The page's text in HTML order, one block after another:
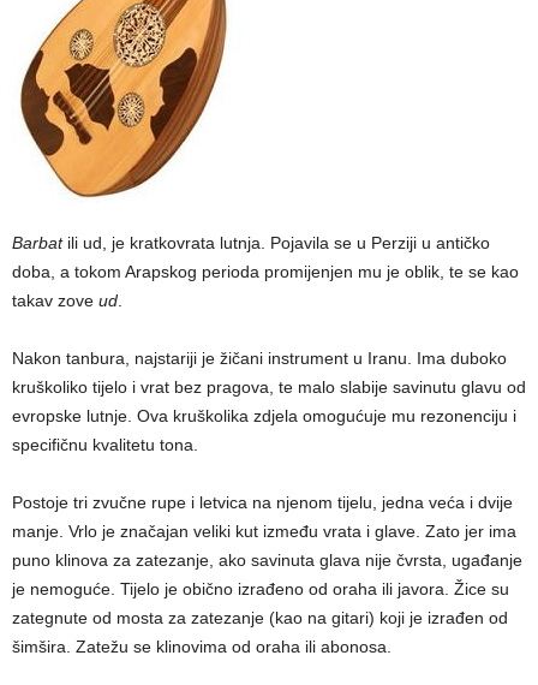
Barbatili ud, je kratkovrata lutnja. Pojavila se u Perziji u antičko
doba, a tokom Arapskog perioda promijenjen mu je oblik, te se kao
takav zove ud
Nakon tanbura, najstariji je žičani instrument u Iranu. Ima duboko
kruškoliko tijelo i vrat bez pragova, te malo slabije savinutu glavu od
evropske lutnje. Ova kruškolika zdjela omogućuje mu rezonenciju i
specifičnu kvalitetu tona.
Postoje tri zvučne rupe i letvica na njenom tijelu, jedna veća i dvije
manje. Vrlo je značajan veliki kut između vrata i glave. Zato jer ima
puno klinova za zatezanje, ako savinuta glava nije čvrsta, ugađanje
je nemoguće. Tijelo je obično izrađeno od oraha ili javora. Žice su
zategnute od mosta za zatezanje (kao na gitari) koji je izrađen od
šimšira. Zatežu se klinovima od oraha ili abonosa.